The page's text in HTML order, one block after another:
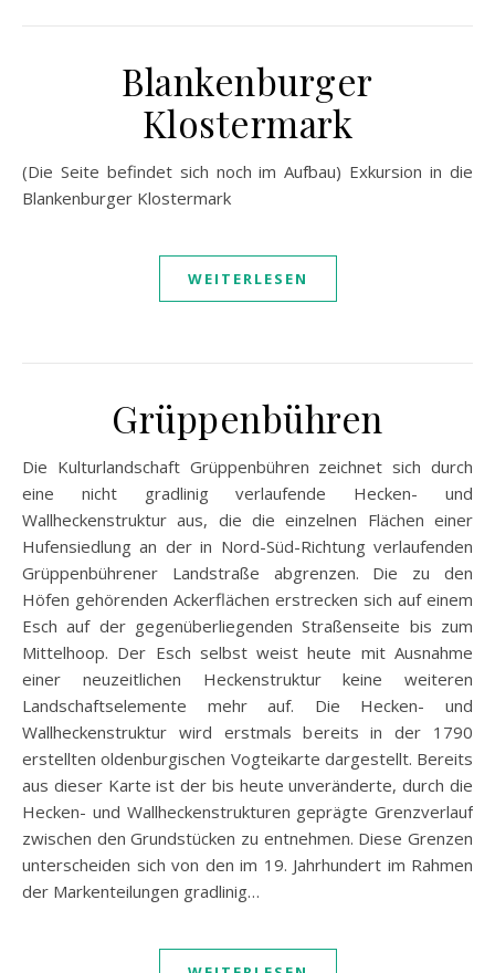
Blankenburger
Klostermark
(Die Seite befindet sich noch im Aufbau) Exkursion in die
Blankenburger Klostermark
WEITERLESEN
Grüppenbühren
Die Kulturlandschaft Grüppenbühren zeichnet sich durch
eine nicht gradlinig verlaufende Hecken- und
Wallheckenstruktur aus, die die einzelnen Flächen einer
Hufensiedlung an der in Nord-Süd-Richtung verlaufenden
Grüppenbührener Landstraße abgrenzen. Die zu den
Höfen gehörenden Ackerflächen erstrecken sich auf einem
Esch auf der gegenüberliegenden Straßenseite bis zum
Mittelhoop. Der Esch selbst weist heute mit Ausnahme
einer neuzeitlichen Heckenstruktur keine weiteren
Landschaftselemente mehr auf. Die Hecken- und
Wallheckenstruktur wird erstmals bereits in der 1790
erstellten oldenburgischen Vogteikarte dargestellt. Bereits
aus dieser Karte ist der bis heute unveränderte, durch die
Hecken- und Wallheckenstrukturen geprägte Grenzverlauf
zwischen den Grundstücken zu entnehmen. Diese Grenzen
unterscheiden sich von den im 19. Jahrhundert im Rahmen
der Markenteilungen gradlinig…